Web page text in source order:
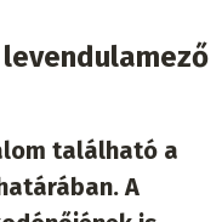
található a
A